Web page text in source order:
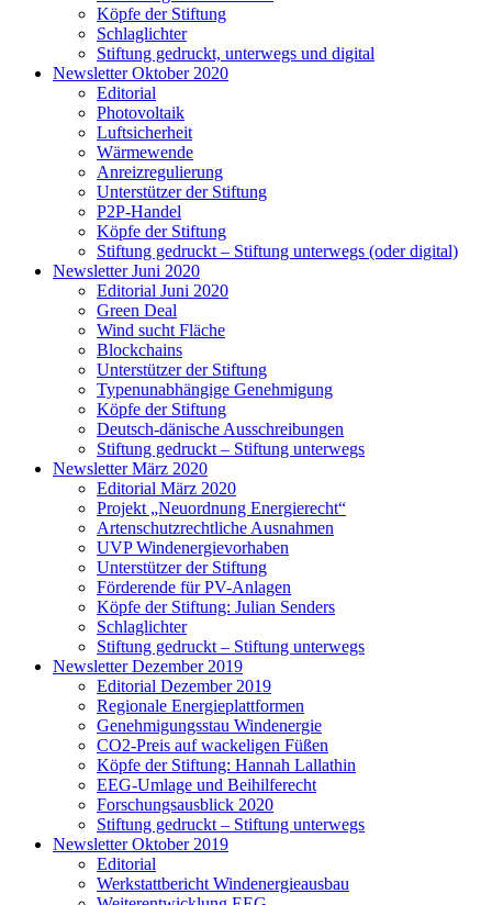
Köpfe der Stiftung
Schlaglichter
Stiftung gedruckt, unterwegs und digital
Newsletter Oktober 2020
Editorial
Photovoltaik
Luftsicherheit
Wärmewende
Anreizregulierung
Unterstützer der Stiftung
P2P-Handel
Köpfe der Stiftung
Stiftung gedruckt – Stiftung unterwegs (oder digital)
Newsletter Juni 2020
Editorial Juni 2020
Green Deal
Wind sucht Fläche
Blockchains
Unterstützer der Stiftung
Typenunabhängige Genehmigung
Köpfe der Stiftung
Deutsch-dänische Ausschreibungen
Stiftung gedruckt – Stiftung unterwegs
Newsletter März 2020
Editorial März 2020
Projekt „Neuordnung Energierecht“
Artenschutzrechtliche Ausnahmen
UVP Windenergievorhaben
Unterstützer der Stiftung
Förderende für PV-Anlagen
Köpfe der Stiftung: Julian Senders
Schlaglichter
Stiftung gedruckt – Stiftung unterwegs
Newsletter Dezember 2019
Editorial Dezember 2019
Regionale Energieplattformen
Genehmigungsstau Windenergie
CO2-Preis auf wackeligen Füßen
Köpfe der Stiftung: Hannah Lallathin
EEG-Umlage und Beihilferecht
Forschungsausblick 2020
Stiftung gedruckt – Stiftung unterwegs
Newsletter Oktober 2019
Editorial
Werkstattbericht Windenergieausbau